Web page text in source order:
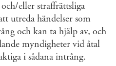
eller straffrättsliga
utreda händelser som
och kan ta hjälp av, och
myndigheter vid åtal
i sådana intrång.